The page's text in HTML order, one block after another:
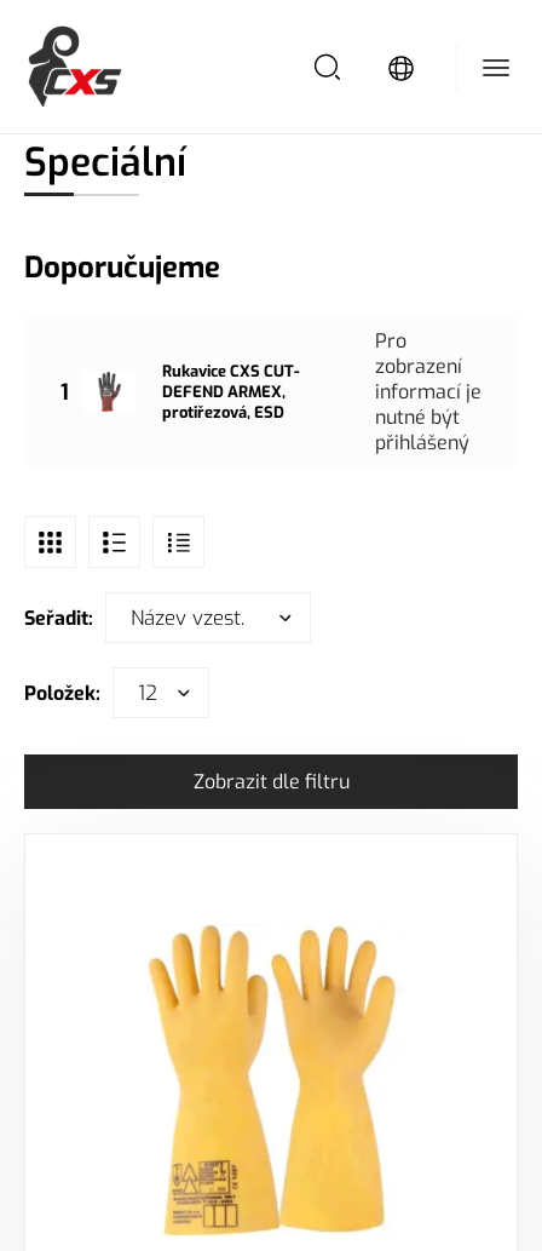
Domů
Speciální
Doporučujeme
1
Rukavice CXS CUT-
DEFEND ARMEX,
protiřezová, ESD
Pro
zobrazení
informací je
nutné být
přihlášený
Seřadit: Název vzest.
Položek: 12
Zobrazit dle filtru